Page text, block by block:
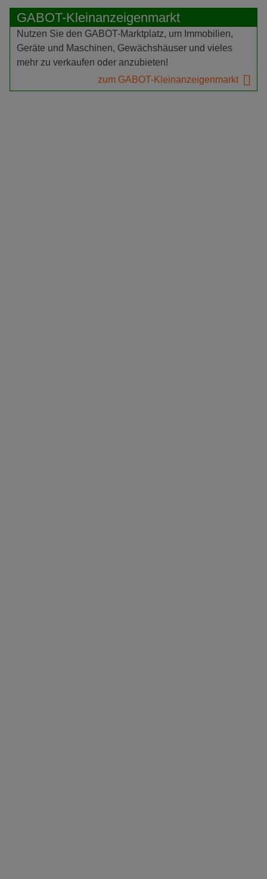
GABOT-Kleinanzeigenmarkt
Nutzen Sie den GABOT-Marktplatz, um Immobilien,
Geräte und Maschinen, Gewächshäuser und vieles
mehr zu verkaufen oder anzubieten!
zum GABOT-Kleinanzeigenmarkt